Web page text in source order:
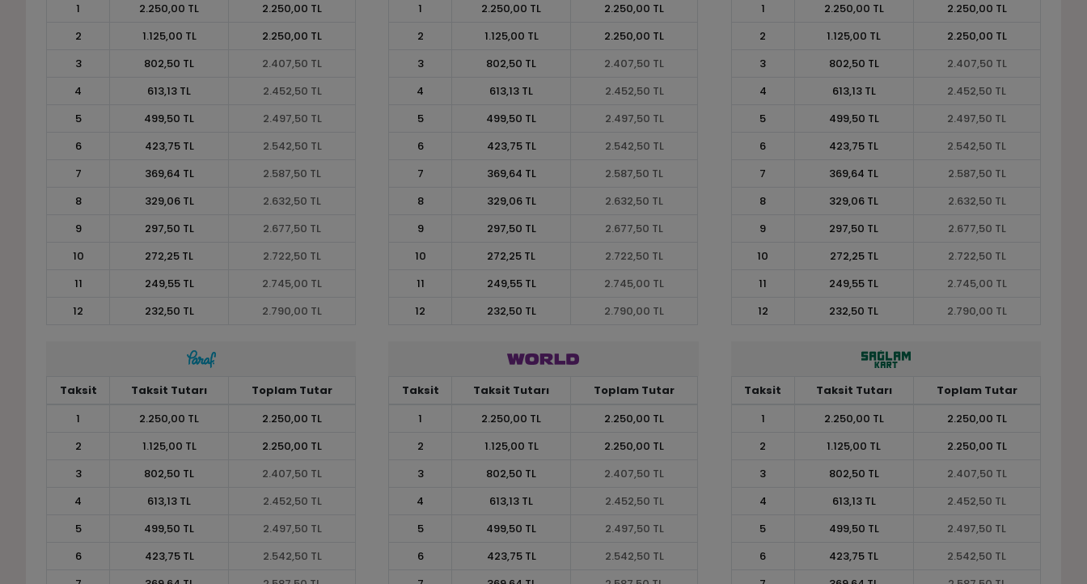
1
2.250,00 TL
2.250,00 TL
2
1.125,00 TL
2.250,00 TL
3
802,50 TL
2.407,50 TL
4
613,13 TL
2.452,50 TL
5
499,50 TL
2.497,50 TL
6
423,75 TL
2.542,50 TL
7
369,64 TL
2.587,50 TL
8
329,06 TL
2.632,50 TL
9
297,50 TL
2.677,50 TL
10
272,25 TL
2.722,50 TL
11
249,55 TL
2.745,00 TL
12
232,50 TL 2.790,00 TL
1
2.250,00 TL
2.250,00 TL
2
1.125,00 TL
2.250,00 TL
3
802,50 TL
2.407,50 TL
4
613,13 TL
2.452,50 TL
5
499,50 TL
2.497,50 TL
6
423,75 TL
2.542,50 TL
7
369,64 TL
2.587,50 TL
8
329,06 TL
2.632,50 TL
9
297,50 TL
2.677,50 TL
10
272,25 TL
2.722,50 TL
11
249,55 TL
2.745,00 TL
12
232,50 TL 2.790,00 TL
1
2.250,00 TL
2.250,00 TL
2
1.125,00 TL
2.250,00 TL
3
802,50 TL
2.407,50 TL
4
613,13 TL
2.452,50 TL
5
499,50 TL
2.497,50 TL
6
423,75 TL
2.542,50 TL
7
369,64 TL
2.587,50 TL
8
329,06 TL
2.632,50 TL
9
297,50 TL
2.677,50 TL
10
272,25 TL
2.722,50 TL
11
249,55 TL
2.745,00 TL
12
232,50 TL 2.790,00 TL
Taksit Taksit Tutarı
Toplam Tutar
1
2.250,00 TL
2.250,00 TL
2
1.125,00 TL
2.250,00 TL
3
802,50 TL
2.407,50 TL
4
613,13 TL
2.452,50 TL
5
499,50 TL
2.497,50 TL
6
423,75 TL
2.542,50 TL
Taksit Taksit Tutarı
Toplam Tutar
1
2.250,00 TL
2.250,00 TL
2
1.125,00 TL
2.250,00 TL
3
802,50 TL
2.407,50 TL
4
613,13 TL
2.452,50 TL
5
499,50 TL
2.497,50 TL
6
423,75 TL
2.542,50 TL
Taksit Taksit Tutarı
Toplam Tutar
1
2.250,00 TL
2.250,00 TL
2
1.125,00 TL
2.250,00 TL
3
802,50 TL
2.407,50 TL
4
613,13 TL
2.452,50 TL
5
499,50 TL
2.497,50 TL
6
423,75 TL
2.542,50 TL